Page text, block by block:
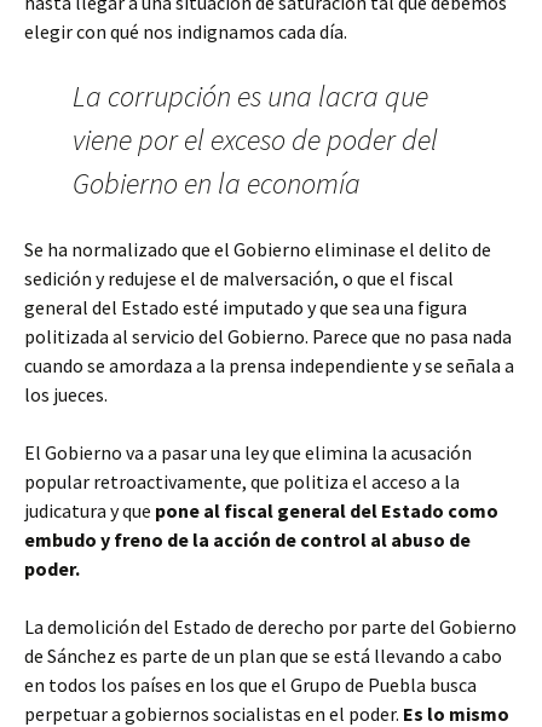
elegir con qué nos indignamos cada día.
La corrupción es una lacra que
viene por el exceso de poder del
Gobierno en la economía
Se ha normalizado que el Gobierno eliminase el delito de
sedición y redujese el de malversación, o que el fiscal
general del Estado esté imputado y que sea una figura
politizada al servicio del Gobierno. Parece que no pasa nada
cuando se amordaza a la prensa independiente y se señala a
los jueces.
El Gobierno va a pasar una ley que elimina la acusación
popular retroactivamente, que politiza el acceso a la
judicatura y que pone al fiscal general del Estado como
embudo y freno de la acción de control al abuso de
poder.
La demolición del Estado de derecho por parte del Gobierno
de Sánchez es parte de un plan que se está llevando a cabo
en todos los países en los que el Grupo de Puebla busca
perpetuar a gobiernos socialistas en el poder. Es lo mismo